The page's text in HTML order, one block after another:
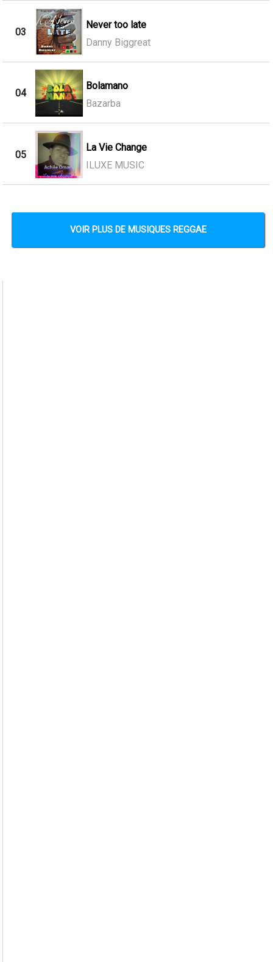
03
Never too late
Danny Biggreat
04
Bolamano
Bazarba
05
La Vie Change
ILUXE MUSIC
VOIR PLUS DE MUSIQUES REGGAE